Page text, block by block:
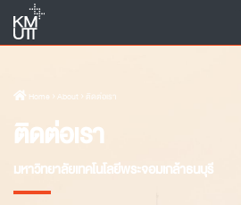
Home › About › ติดต่อเรา
ติดต่อเรา
มหาวิทยาลัยเทคโนโลยีพระจอมเกล้าธนบุรี